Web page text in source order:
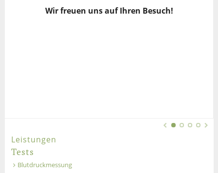
Wir freuen uns auf Ihren Besuch!
Leistungen
Tests
Blutdruckmessung